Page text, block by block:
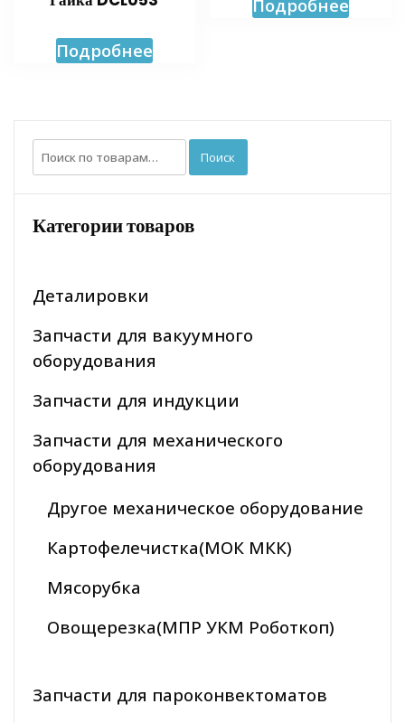
Подробнее
Подробнее
Искать: Поиск
Категории товаров
Деталировки
Запчасти для вакуумного
оборудования
Запчасти для индукции
Запчасти для механического
оборудования
Другое механическое оборудование
Картофелечистка(МОК МКК)
Мясорубка
Овощерезка(МПР УКМ Роботкоп)
Запчасти для пароконвектоматов